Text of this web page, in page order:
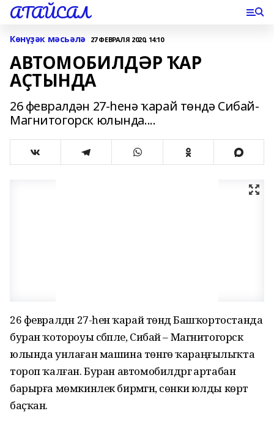
АТАЙСАЛ
Көнүҙәк мәсьәлә 27 ФЕВРАЛЯ 2020, 14:10
АВТОМОБИЛДӘР ҠАР
АҪТЫНДА
26 февралдән 27-һенә ҡарай төндә Сибай-
Магнитогорск юлында....
26 февралдән 27-һенә ҡарай төндә Башҡортостанда
буран ҡотороуы сәбәпле, Сибай – Магнитогорск
юлында унлаған машина төнгө ҡараңғылыҡта
тороп ҡалған. Буран автомобилдәргә артабан
барырға мөмкинлек бирмәгән, сөнки юлды көрт
баҫҡан.